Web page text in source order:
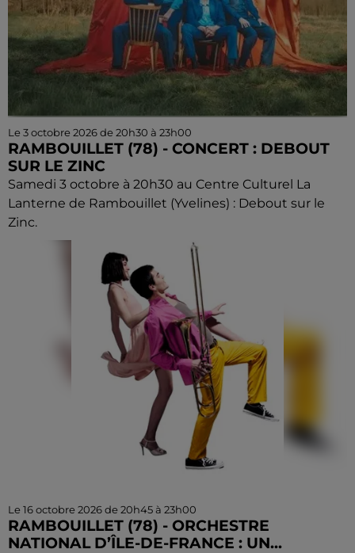
Le 3 octobre 2026 de 20h30 à 23h00
RAMBOUILLET (78) - CONCERT : DEBOUT
SUR LE ZINC
Samedi 3 octobre à 20h30 au Centre Culturel La
Lanterne de Rambouillet (Yvelines) : Debout sur le
Zinc.
Le 16 octobre 2026 de 20h45 à 23h00
RAMBOUILLET (78) - ORCHESTRE
NATIONAL D’ÎLE-DE-FRANCE : UN...